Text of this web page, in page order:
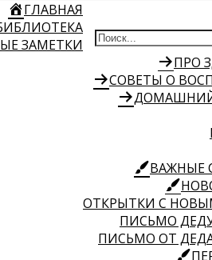
ГЛАВНАЯ
ЗАМЕТКИ
ПРО
СОВЕТЫ О
ВАЖНЫЕ
ОТКРЫТКИ С
ПИСЬМО
ПИСЬМО ОТ